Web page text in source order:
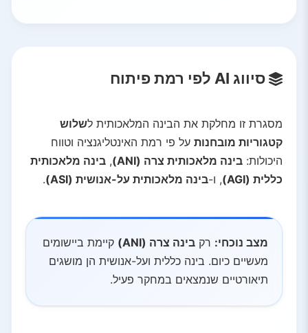
סיווג AI לפי רמת פיתוח
מסגרת זו מחלקת את הבינה המלאכותית לשלוש
קטגוריות מובחנות על פי רמת האינטליגנציה וטווח
היכולות: בינה מלאכותית צרה (ANI) , בינה מלאכותית
כללית (AGI)
, ו-בינה מלאכותית על-אנושית (ASI) .
מצב נוכחי: רק בינה צרה (ANI)
קיימת ביישומים
מעשיים כיום. בינה כללית ועל-אנושית הן מושגים
תיאורטיים שנמצאים במחקר פעיל.